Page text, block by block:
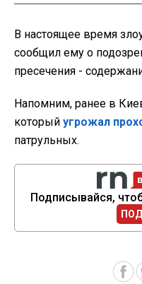
В настоящее время
сообщил ему о
пресечения -
Напомним, ранее в
который угрожал
патрульных.
Подписывайся,